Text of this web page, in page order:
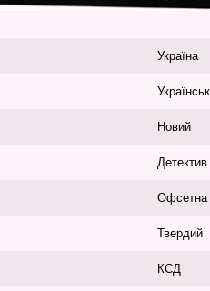
Україна
Новий
Детектив
Офсетна
Твердий
КСД